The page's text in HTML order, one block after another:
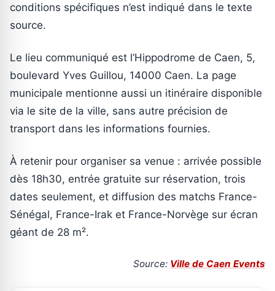
conditions spécifiques n’est indiqué dans le texte
source.
Le lieu communiqué est l’Hippodrome de Caen, 5,
boulevard Yves Guillou, 14000 Caen. La page
municipale mentionne aussi un itinéraire disponible
via le site de la ville, sans autre précision de
transport dans les informations fournies.
À retenir pour organiser sa venue : arrivée possible
dès 18h30, entrée gratuite sur réservation, trois
dates seulement, et diffusion des matchs France-
Sénégal, France-Irak et France-Norvège sur écran
géant de 28 m².
Source: Ville de Caen Events